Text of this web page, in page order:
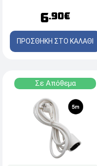
6.90€
ΠΡΟΣΘΗΚΗ ΣΤΟ ΚΑΛΑΘΙ
Σε Απόθεμα